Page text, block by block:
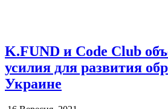
K.FUND и Code Club
усилия для развития
Украине